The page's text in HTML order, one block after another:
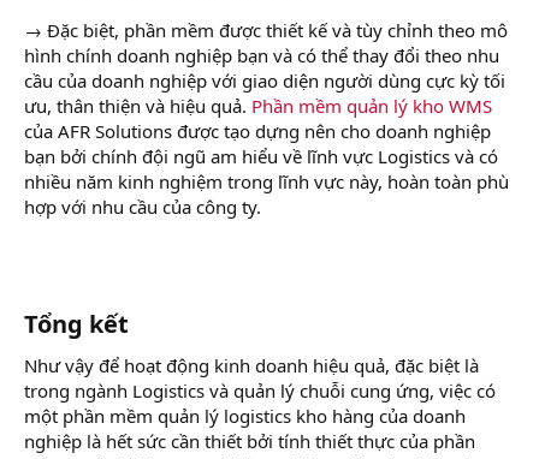
→ Đặc biệt, phần mềm được thiết kế và tùy chỉnh theo mô
hình chính doanh nghiệp bạn và có thể thay đổi theo nhu
cầu của doanh nghiệp với giao diện người dùng cực kỳ tối
ưu, thân thiện và hiệu quả. Phần mềm quản lý kho WMS
của AFR Solutions được tạo dựng nên cho doanh nghiệp
bạn bởi chính đội ngũ am hiểu về lĩnh vực Logistics và có
nhiều năm kinh nghiệm trong lĩnh vực này, hoàn toàn phù
hợp với nhu cầu của công ty.
Tổng kết
Như vậy để hoạt động kinh doanh hiệu quả, đặc biệt là
trong ngành Logistics và quản lý chuỗi cung ứng, việc có
một phần mềm quản lý logistics kho hàng của doanh
nghiệp là hết sức cần thiết bởi tính thiết thực của phần